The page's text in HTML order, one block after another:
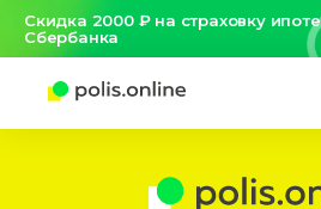
Скидка 2000 ₽ на страховку
Сбербанка